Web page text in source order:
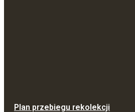
Plan przebiegu rekolekcji